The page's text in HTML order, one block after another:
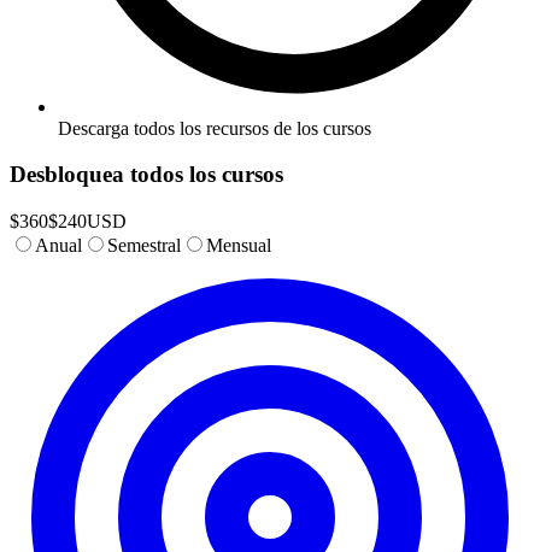
Descarga todos los recursos de los cursos
Desbloquea todos los cursos
$360$240USD
Anual
Semestral Mensual